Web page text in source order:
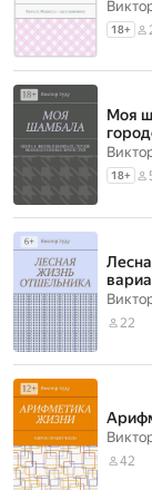
18+
Моя
18+
22
42